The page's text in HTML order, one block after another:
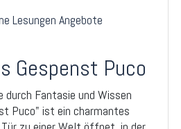
Lesungen Angebote
Gespenst Puco
durch Fantasie und Wissen
Puco" ist ein charmantes